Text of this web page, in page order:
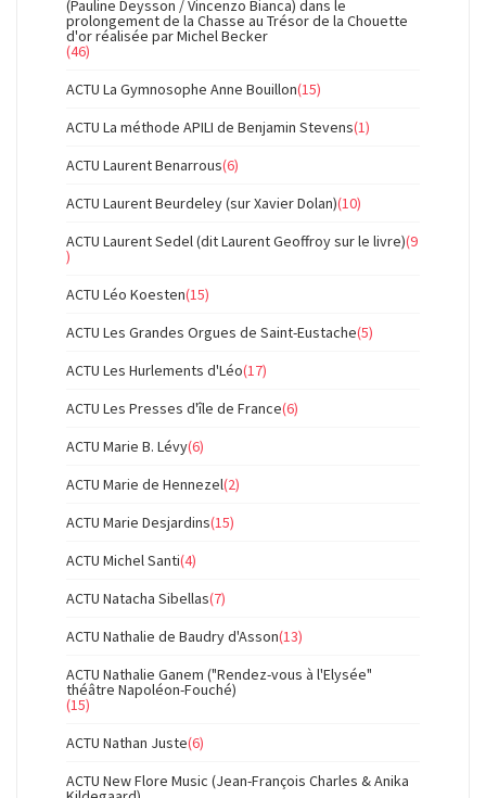
(Pauline Deysson / Vincenzo Bianca) dans le
prolongement de la Chasse au Trésor de la Chouette
d'or réalisée par Michel Becker
(46)
ACTU La Gymnosophe Anne Bouillon(15)
ACTU La méthode APILI de Benjamin Stevens(1)
ACTU Laurent Benarrous(6)
ACTU Laurent Beurdeley (sur Xavier Dolan)(10)
ACTU Laurent Sedel (dit Laurent Geoffroy sur le livre)(9
)
ACTU Léo Koesten(15)
ACTU Les Grandes Orgues de Saint-Eustache(5)
ACTU Les Hurlements d'Léo(17)
ACTU Les Presses d'île de France(6)
ACTU Marie B. Lévy(6)
ACTU Marie de Hennezel(2)
ACTU Marie Desjardins(15)
ACTU Michel Santi(4)
ACTU Natacha Sibellas(7)
ACTU Nathalie de Baudry d'Asson(13)
ACTU Nathalie Ganem ("Rendez-vous à l'Elysée"
théâtre Napoléon-Fouché)
(15)
ACTU Nathan Juste(6)
ACTU New Flore Music (Jean-François Charles & Anika